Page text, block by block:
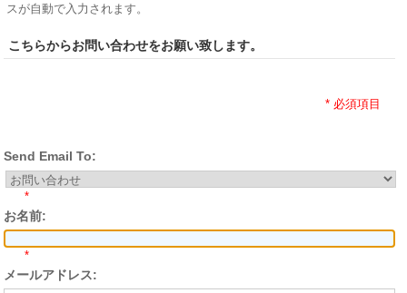
スが自動で入力されます。
こちらからお問い合わせをお願い致します。
* 必須項目
Send Email To:
*
お名前:
*
メールアドレス: